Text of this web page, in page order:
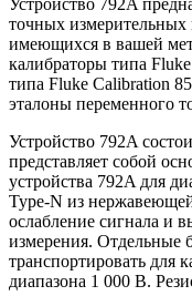
Устройство 792A
точных измерительных
имеющихся в вашей
калибраторы типа
типа Fluke Calibration
эталоны переменного
Устройство 792A
представляет собой
устройства 792A для
Type-N из
ослабление сигнала и
измерения. Отдельные
транспортировать для
диапазона 1 000 В.